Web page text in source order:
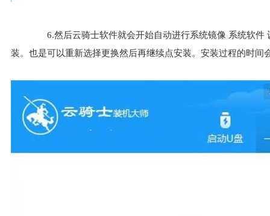
6.然后云骑士软件就会开始自动进行系统镜像 系统软件
装。也是可以重新选择更换然后再继续点安装。安装过程的时间